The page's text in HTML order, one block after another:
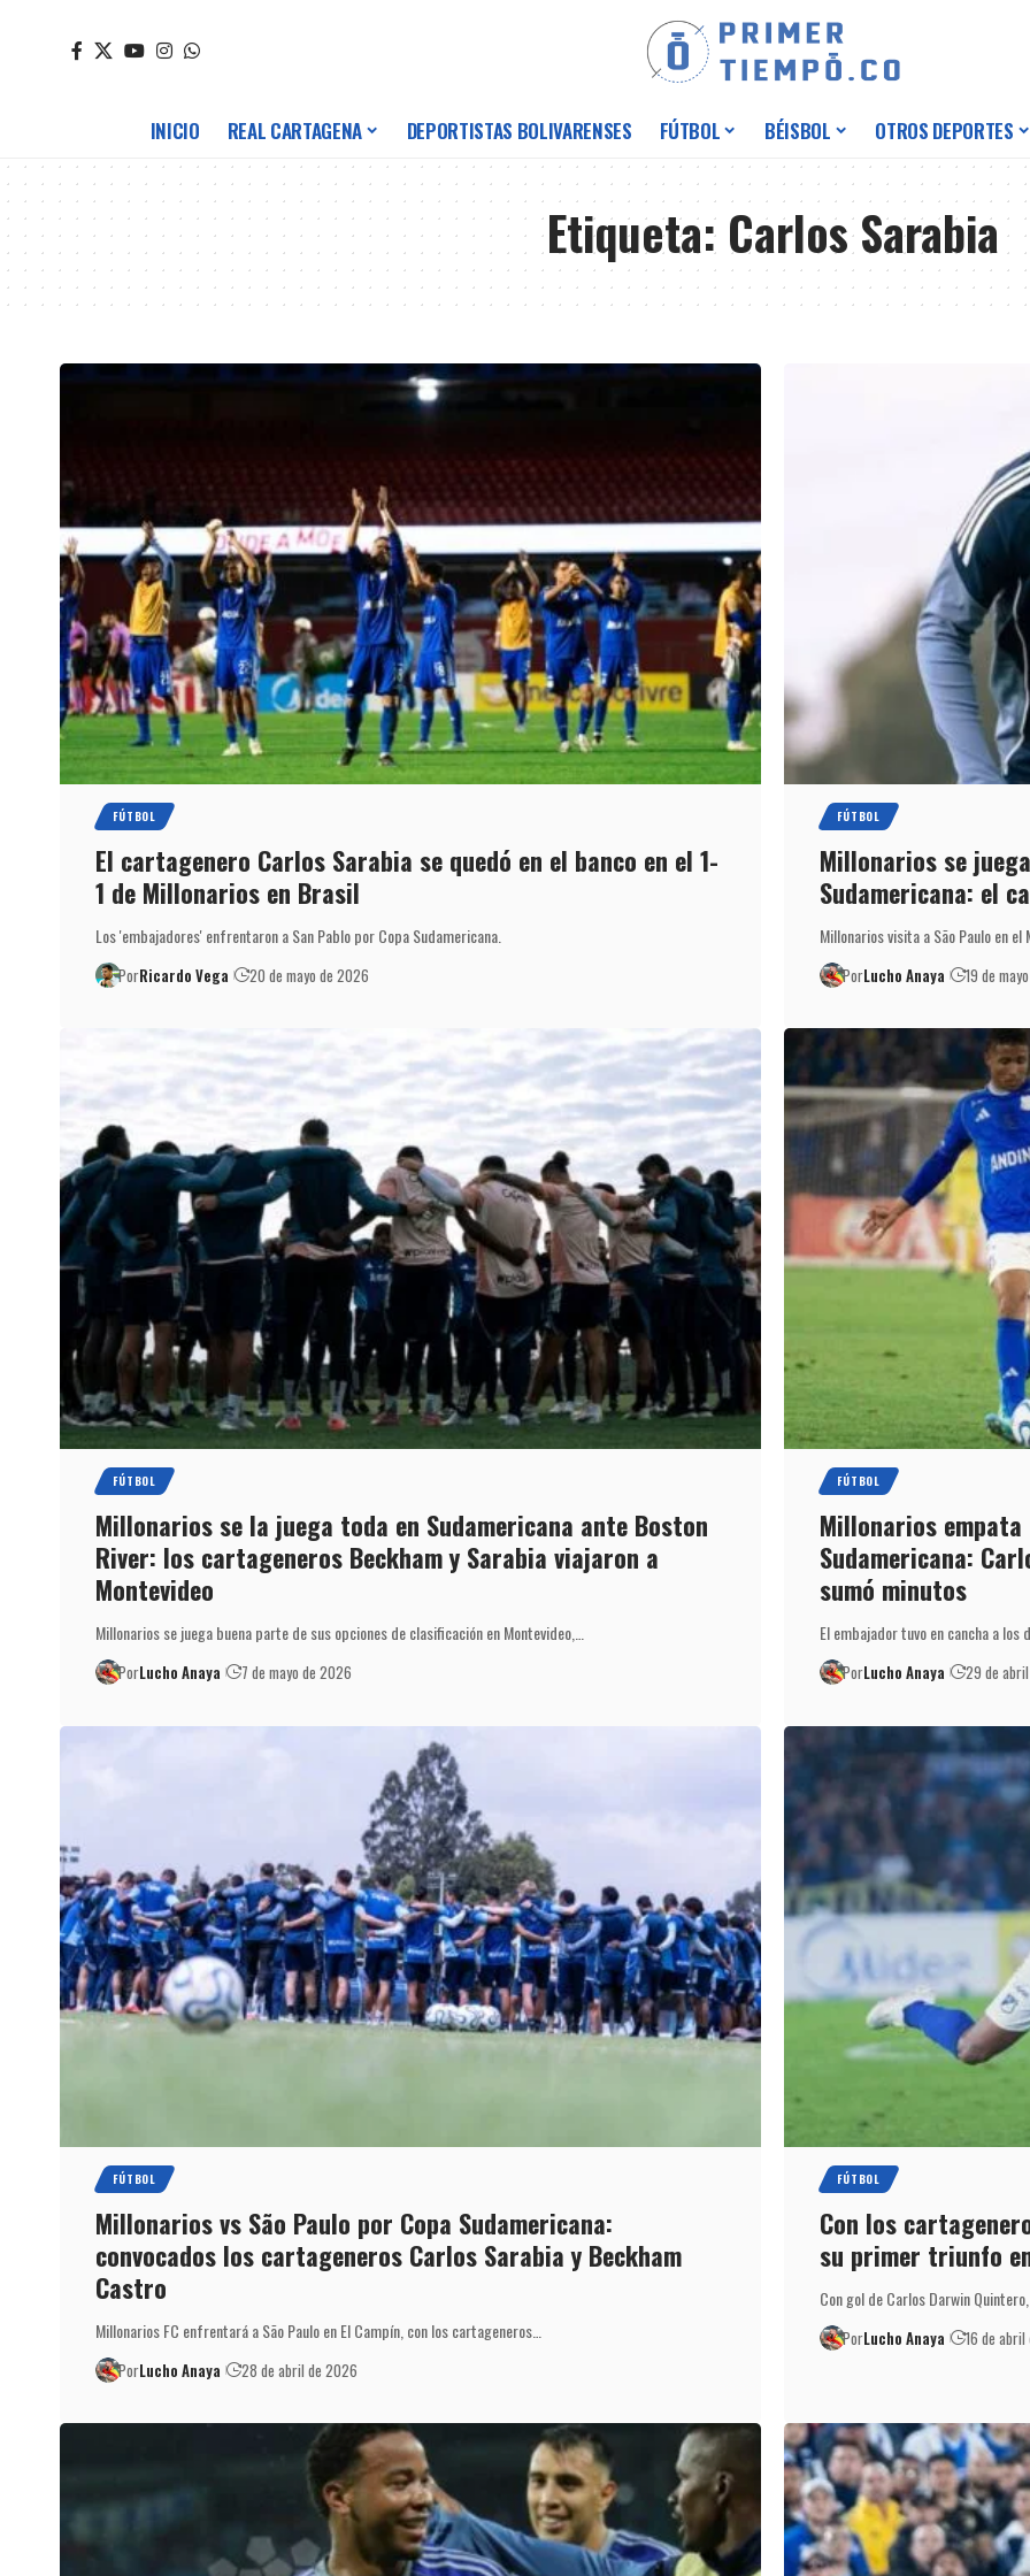
INICIO REAL CARTAGENA DEPORTISTAS BOLIVARENSES FÚTBOL BÉISBOL OTROS DEPORTES
Etiqueta: Carlos Sarabia
FÚTBOL
El cartagenero Carlos Sarabia se quedó en el banco en el 1-
1 de Millonarios en Brasil
Los 'embajadores' enfrentaron a San Pablo por Copa Sudamericana.
PorRicardo Vega 20 de mayo de 2026
FÚTBOL
Millonarios se
Sudamericana: el
Millonarios visita a São Paulo en
PorLucho Anaya 19 de
FÚTBOL
Millonarios se la juega toda en Sudamericana ante Boston
River: los cartageneros Beckham y Sarabia viajaron a
Montevideo
Millonarios se juega buena parte de sus opciones de clasificación en Montevideo,…
PorLucho Anaya 7 de mayo de 2026
FÚTBOL
Millonarios empata
Sudamericana:
sumó minutos
El embajador tuvo en cancha a
PorLucho Anaya 29 de
FÚTBOL
Millonarios vs São Paulo por Copa Sudamericana:
convocados los cartageneros Carlos Sarabia y Beckham
Castro
Millonarios FC enfrentará a São Paulo en El Campín, con los cartageneros…
PorLucho Anaya 28 de abril de 2026
FÚTBOL
Con los
su primer triunfo
Con gol de Carlos Darwin
PorLucho Anaya 16 de